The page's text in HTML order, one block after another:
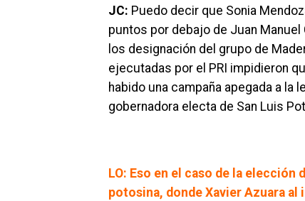
JC: Puedo decir que Sonia
puntos por debajo de Juan
los designación del grupo de
ejecutadas por el PRI impidieron
habido una campaña apegada a la
gobernadora electa de San Luis
LO: Eso en el caso de la elección
potosina, donde Xavier Azuara